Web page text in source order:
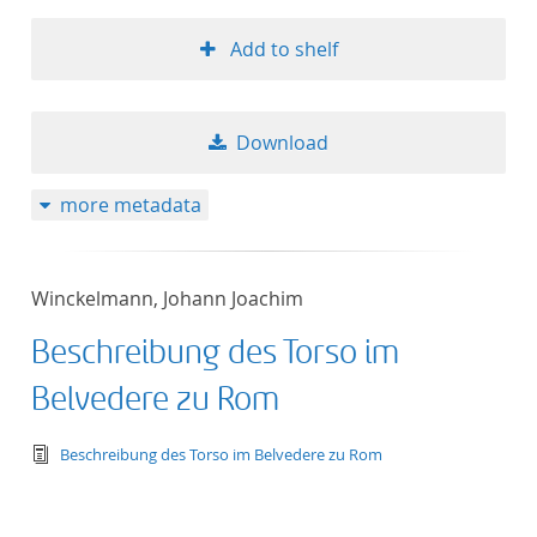
Add to shelf
Download
more metadata
Winckelmann, Johann Joachim
Beschreibung des Torso im
Belvedere zu Rom
text/tg.edition+tg.aggregation+xml
Beschreibung des Torso im Belvedere zu Rom